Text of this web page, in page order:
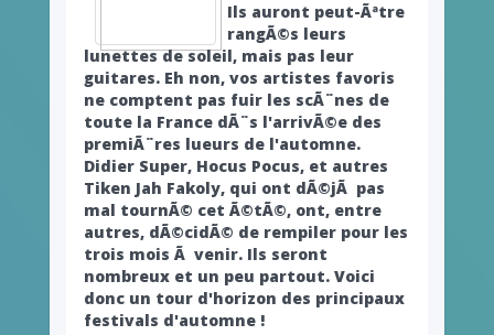
Ils auront peut-Ãªtre
rangÃ©s leurs
lunettes de soleil, mais pas leur
guitares. Eh non, vos artistes favoris
ne comptent pas fuir les scÃ¨nes de
toute la France dÃ¨s l'arrivÃ©e des
premiÃ¨res lueurs de l'automne.
Didier Super, Hocus Pocus, et autres
Tiken Jah Fakoly, qui ont dÃ©jÃ pas
mal tournÃ© cet Ã©tÃ©, ont, entre
autres, dÃ©cidÃ© de rempiler pour les
trois mois Ã venir. Ils seront
nombreux et un peu partout. Voici
donc un tour d'horizon des principaux
festivals d'automne !